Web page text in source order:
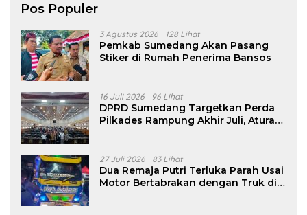
Pos Populer
3 Agustus 2026 128 Lihat
Pemkab Sumedang Akan Pasang
Stiker di Rumah Penerima Bansos
16 Juli 2026 96 Lihat
DPRD Sumedang Targetkan Perda
Pilkades Rampung Akhir Juli, Aturan
27 Juli 2026 83 Lihat
Dua Remaja Putri Terluka Parah Usai
Motor Bertabrakan dengan Truk di